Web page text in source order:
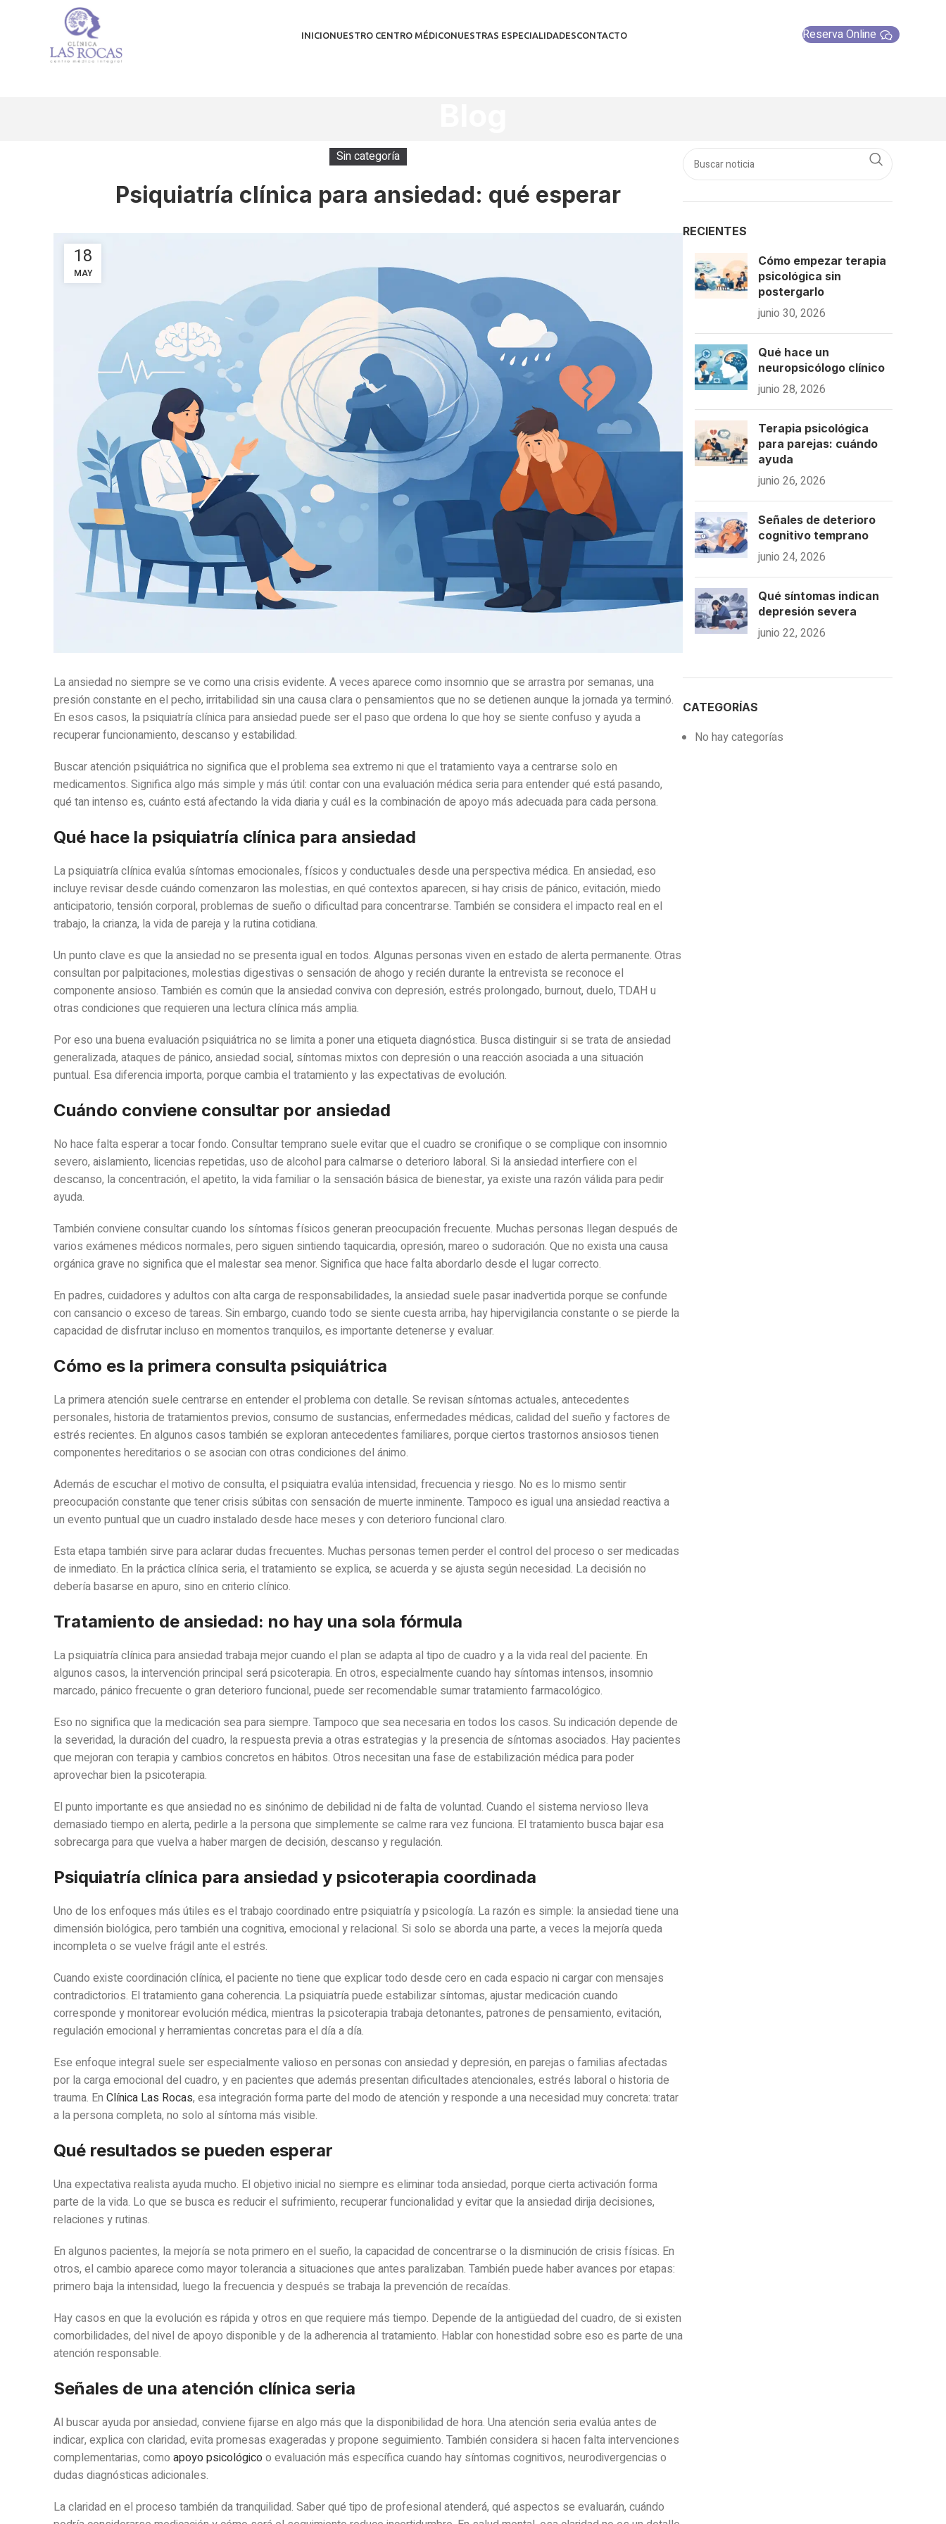
INICIONUESTRO CENTRO MÉDICONUESTRAS ESPECIALIDADESCONTACTO Reserva Online
Sin categoría
Psiquiatría clínica para ansiedad: qué esperar
18
MAY
La ansiedad no siempre se ve como una crisis evidente. A veces aparece como insomnio que se arrastra por semanas, una
presión constante en el pecho, irritabilidad sin una causa clara o pensamientos que no se detienen aunque la jornada ya terminó.
En esos casos, la psiquiatría clínica para ansiedad puede ser el paso que ordena lo que hoy se siente confuso y ayuda a
recuperar funcionamiento, descanso y estabilidad.
Buscar atención psiquiátrica no significa que el problema sea extremo ni que el tratamiento vaya a centrarse solo en
medicamentos. Significa algo más simple y más útil: contar con una evaluación médica seria para entender qué está pasando,
qué tan intenso es, cuánto está afectando la vida diaria y cuál es la combinación de apoyo más adecuada para cada persona.
Qué hace la psiquiatría clínica para ansiedad
La psiquiatría clínica evalúa síntomas emocionales, físicos y conductuales desde una perspectiva médica. En ansiedad, eso
incluye revisar desde cuándo comenzaron las molestias, en qué contextos aparecen, si hay crisis de pánico, evitación, miedo
anticipatorio, tensión corporal, problemas de sueño o dificultad para concentrarse. También se considera el impacto real en el
trabajo, la crianza, la vida de pareja y la rutina cotidiana.
Un punto clave es que la ansiedad no se presenta igual en todos. Algunas personas viven en estado de alerta permanente. Otras
consultan por palpitaciones, molestias digestivas o sensación de ahogo y recién durante la entrevista se reconoce el
componente ansioso. También es común que la ansiedad conviva con depresión, estrés prolongado, burnout, duelo, TDAH u
otras condiciones que requieren una lectura clínica más amplia.
Por eso una buena evaluación psiquiátrica no se limita a poner una etiqueta diagnóstica. Busca distinguir si se trata de ansiedad
generalizada, ataques de pánico, ansiedad social, síntomas mixtos con depresión o una reacción asociada a una situación
puntual. Esa diferencia importa, porque cambia el tratamiento y las expectativas de evolución.
Cuándo conviene consultar por ansiedad
No hace falta esperar a tocar fondo. Consultar temprano suele evitar que el cuadro se cronifique o se complique con insomnio
severo, aislamiento, licencias repetidas, uso de alcohol para calmarse o deterioro laboral. Si la ansiedad interfiere con el
descanso, la concentración, el apetito, la vida familiar o la sensación básica de bienestar, ya existe una razón válida para pedir
ayuda.
También conviene consultar cuando los síntomas físicos generan preocupación frecuente. Muchas personas llegan después de
varios exámenes médicos normales, pero siguen sintiendo taquicardia, opresión, mareo o sudoración. Que no exista una causa
orgánica grave no significa que el malestar sea menor. Significa que hace falta abordarlo desde el lugar correcto.
En padres, cuidadores y adultos con alta carga de responsabilidades, la ansiedad suele pasar inadvertida porque se confunde
con cansancio o exceso de tareas. Sin embargo, cuando todo se siente cuesta arriba, hay hipervigilancia constante o se pierde la
capacidad de disfrutar incluso en momentos tranquilos, es importante detenerse y evaluar.
Cómo es la primera consulta psiquiátrica
La primera atención suele centrarse en entender el problema con detalle. Se revisan síntomas actuales, antecedentes
personales, historia de tratamientos previos, consumo de sustancias, enfermedades médicas, calidad del sueño y factores de
estrés recientes. En algunos casos también se exploran antecedentes familiares, porque ciertos trastornos ansiosos tienen
componentes hereditarios o se asocian con otras condiciones del ánimo.
Además de escuchar el motivo de consulta, el psiquiatra evalúa intensidad, frecuencia y riesgo. No es lo mismo sentir
preocupación constante que tener crisis súbitas con sensación de muerte inminente. Tampoco es igual una ansiedad reactiva a
un evento puntual que un cuadro instalado desde hace meses y con deterioro funcional claro.
Esta etapa también sirve para aclarar dudas frecuentes. Muchas personas temen perder el control del proceso o ser medicadas
de inmediato. En la práctica clínica seria, el tratamiento se explica, se acuerda y se ajusta según necesidad. La decisión no
debería basarse en apuro, sino en criterio clínico.
Tratamiento de ansiedad: no hay una sola fórmula
La psiquiatría clínica para ansiedad trabaja mejor cuando el plan se adapta al tipo de cuadro y a la vida real del paciente. En
algunos casos, la intervención principal será psicoterapia. En otros, especialmente cuando hay síntomas intensos, insomnio
marcado, pánico frecuente o gran deterioro funcional, puede ser recomendable sumar tratamiento farmacológico.
Eso no significa que la medicación sea para siempre. Tampoco que sea necesaria en todos los casos. Su indicación depende de
la severidad, la duración del cuadro, la respuesta previa a otras estrategias y la presencia de síntomas asociados. Hay pacientes
que mejoran con terapia y cambios concretos en hábitos. Otros necesitan una fase de estabilización médica para poder
aprovechar bien la psicoterapia.
El punto importante es que ansiedad no es sinónimo de debilidad ni de falta de voluntad. Cuando el sistema nervioso lleva
demasiado tiempo en alerta, pedirle a la persona que simplemente se calme rara vez funciona. El tratamiento busca bajar esa
sobrecarga para que vuelva a haber margen de decisión, descanso y regulación.
Psiquiatría clínica para ansiedad y psicoterapia coordinada
Uno de los enfoques más útiles es el trabajo coordinado entre psiquiatría y psicología. La razón es simple: la ansiedad tiene una
dimensión biológica, pero también una cognitiva, emocional y relacional. Si solo se aborda una parte, a veces la mejoría queda
incompleta o se vuelve frágil ante el estrés.
Cuando existe coordinación clínica, el paciente no tiene que explicar todo desde cero en cada espacio ni cargar con mensajes
contradictorios. El tratamiento gana coherencia. La psiquiatría puede estabilizar síntomas, ajustar medicación cuando
corresponde y monitorear evolución médica, mientras la psicoterapia trabaja detonantes, patrones de pensamiento, evitación,
regulación emocional y herramientas concretas para el día a día.
Ese enfoque integral suele ser especialmente valioso en personas con ansiedad y depresión, en parejas o familias afectadas
por la carga emocional del cuadro, y en pacientes que además presentan dificultades atencionales, estrés laboral o historia de
trauma. En Clínica Las Rocas, esa integración forma parte del modo de atención y responde a una necesidad muy concreta: tratar
a la persona completa, no solo al síntoma más visible.
Qué resultados se pueden esperar
Una expectativa realista ayuda mucho. El objetivo inicial no siempre es eliminar toda ansiedad, porque cierta activación forma
parte de la vida. Lo que se busca es reducir el sufrimiento, recuperar funcionalidad y evitar que la ansiedad dirija decisiones,
relaciones y rutinas.
En algunos pacientes, la mejoría se nota primero en el sueño, la capacidad de concentrarse o la disminución de crisis físicas. En
otros, el cambio aparece como mayor tolerancia a situaciones que antes paralizaban. También puede haber avances por etapas:
primero baja la intensidad, luego la frecuencia y después se trabaja la prevención de recaídas.
Hay casos en que la evolución es rápida y otros en que requiere más tiempo. Depende de la antigüedad del cuadro, de si existen
comorbilidades, del nivel de apoyo disponible y de la adherencia al tratamiento. Hablar con honestidad sobre eso es parte de una
atención responsable.
Señales de una atención clínica seria
Al buscar ayuda por ansiedad, conviene fijarse en algo más que la disponibilidad de hora. Una atención seria evalúa antes de
indicar, explica con claridad, evita promesas exageradas y propone seguimiento. También considera si hacen falta intervenciones
complementarias, como apoyo psicológicoo evaluación más específica cuando hay síntomas cognitivos, neurodivergencias o
dudas diagnósticas adicionales.
La claridad en el proceso también da tranquilidad. Saber qué tipo de profesional atenderá, qué aspectos se evaluarán, cuándo
RECIENTES
Cómo empezar terapia
psicológica sin
postergarlo
junio 30, 2026
Qué hace un
neuropsicólogo clínico
junio 28, 2026
Terapia psicológica
para parejas: cuándo
ayuda
junio 26, 2026
Señales de deterioro
cognitivo temprano
junio 24, 2026
Qué síntomas indican
depresión severa
junio 22, 2026
CATEGORÍAS
No hay categorías